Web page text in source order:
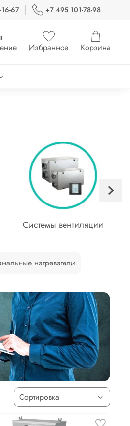
67 +7 495 101-78-98
Избранное Корзина
Системы вентиляции
нагреватели